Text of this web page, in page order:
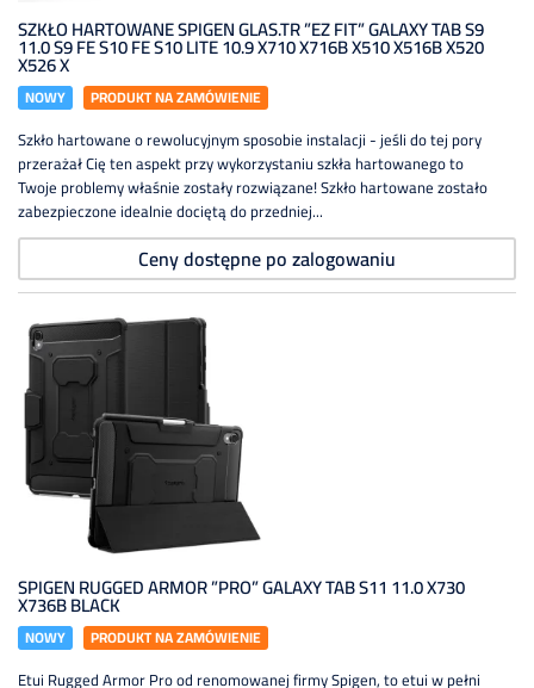
SZKŁO HARTOWANE SPIGEN GLAS.TR ”EZ FIT” GALAXY TAB S9
11.0 S9 FE S10 FE S10 LITE 10.9 X710 X716B X510 X516B X520
X526 X
NOWY PRODUKT NA ZAMÓWIENIE
Szkło hartowane o rewolucyjnym sposobie instalacji - jeśli do tej pory
przerażał Cię ten aspekt przy wykorzystaniu szkła hartowanego to
Twoje problemy właśnie zostały rozwiązane! Szkło hartowane zostało
zabezpieczone idealnie dociętą do przedniej...
Ceny dostępne po zalogowaniu
SPIGEN RUGGED ARMOR ”PRO” GALAXY TAB S11 11.0 X730
X736B BLACK
NOWY PRODUKT NA ZAMÓWIENIE
Etui Rugged Armor Pro od renomowanej firmy Spigen, to etui w pełni